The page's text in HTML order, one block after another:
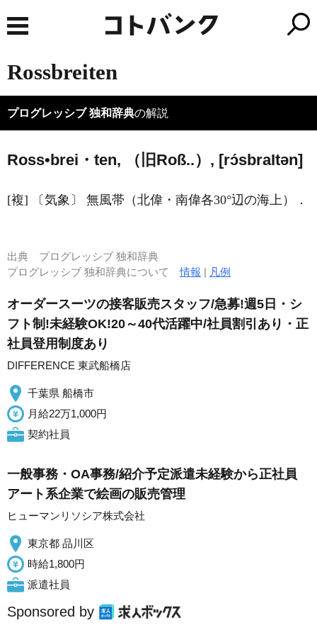
Rossbreiten
プログレッシブ 独和辞典の解説
Ross•brei・ten, （旧Roß..）, [rɔ́sbraItən]
[複] 〔気象〕 無風帯（北偉・南偉各30°辺の海上）．
出典 プログレッシブ 独和辞典
プログレッシブ 独和辞典について情報 | 凡例
オーダースーツの接客販売スタッフ/急募!週5日・シ
フト制!未経験OK!20～40代活躍中/社員割引あり・正
社員登用制度あり
DIFFERENCE 東武船橋店
千葉県 船橋市
月給22万1,000円
契約社員
一般事務・OA事務/紹介予定派遣未経験から正社員
アート系企業で絵画の販売管理
ヒューマンリソシア株式会社
東京都 品川区
時給1,800円
派遣社員
Sponsored by